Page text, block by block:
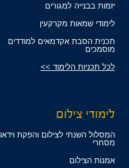
יזמות בבנייה למגורים
לימודי שמאות מקרקעין
תכנית הסבת אקדמאים למודדים
מוסמכים
לכל תכניות הלימוד >>
לימודי צילום
המסלול השנתי לצילום והפקת וידאו
מסחרי
אמנות הצילום